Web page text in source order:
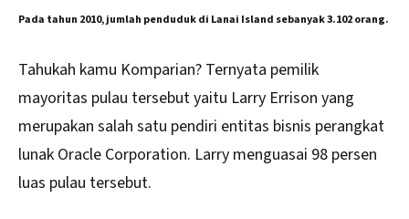
Pada tahun 2010, jumlah penduduk di Lanai Island sebanyak 3.102 orang.
Tahukah kamu Komparian? Ternyata pemilik
mayoritas pulau tersebut yaitu Larry Errison yang
merupakan salah satu pendiri entitas bisnis perangkat
lunak Oracle Corporation. Larry menguasai 98 persen
luas pulau tersebut.